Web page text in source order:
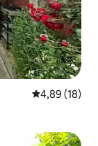
Évaluation
4,89 (18)